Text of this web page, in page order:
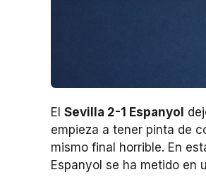
El Sevilla 2-1 Espanyol
empieza a tener pinta de
mismo final horrible. En
Espanyol se ha metido en